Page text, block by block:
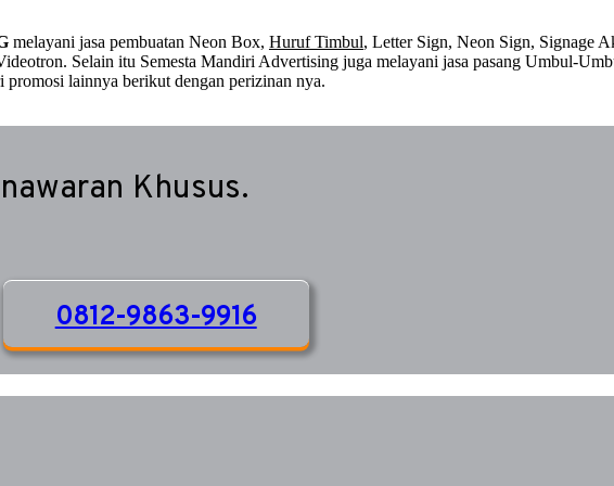
melayani jasa pembuatan Neon Box, Huruf Timbul, Letter Sign, Neon Sign, Signage
Selain itu Semesta Mandiri Advertising juga melayani jasa pasang Umbul-
lainnya berikut dengan perizinan nya.
Khusus.
0812-9863-9916